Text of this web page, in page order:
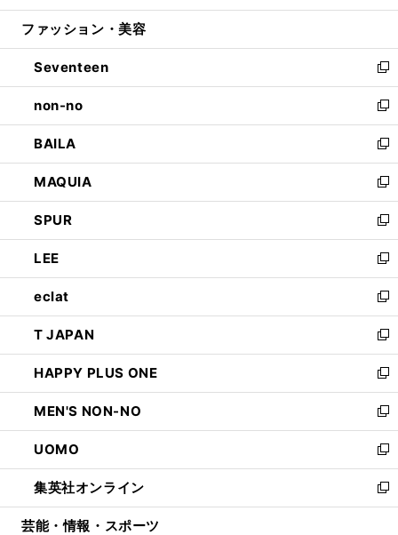
開
ウ
開
く
ン
ウ
で
開
く
ウ
ン
ド
ウ
で
開
く
ファッション・美容
Seventeen
新
し
い
ウ
ィ
ン
ド
ウ
で
開
く
non-no
新
し
い
ウ
ィ
ン
ド
ウ
で
開
く
BAILA
新
し
い
ウ
ィ
ン
ド
ウ
で
開
く
MAQUIA
新
し
い
ウ
ィ
ン
ド
ウ
で
開
く
SPUR
新
し
い
ウ
ィ
ン
ド
ウ
で
開
く
LEE
新
し
い
ウ
ィ
ン
ド
ウ
で
開
く
eclat
新
し
い
ウ
ィ
ン
ド
ウ
で
開
く
T JAPAN
新
し
い
ウ
ィ
ン
ド
ウ
で
開
HAPPY PLUS ONE
新
し
い
ウ
ィ
ン
ド
ウ
MEN'S NON-NO
新
し
い
ウ
ィ
ン
UOMO
新
し
い
ウ
集英社オンライン
新
し
芸能・情報・スポーツ